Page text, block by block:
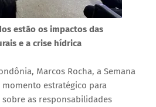
estão os impactos das
e a crise hídrica
Marcos Rocha, a Semana
estratégico para
as responsabilidades